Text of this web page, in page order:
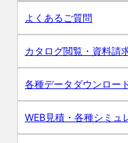
よくあるご質問
カタログ閲覧・資料請
各種データダウンロー
WEB見積・各種シミュ